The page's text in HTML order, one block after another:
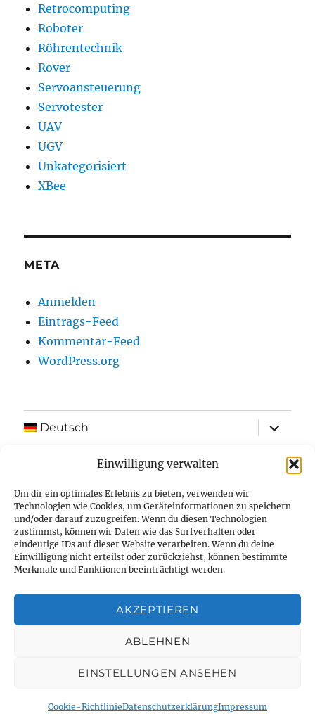
Einwilligung verwalten
Um dir ein optimales Erlebnis zu bieten, verwenden wir
Technologien wie Cookies, um Geräteinformationen zu speichern
und/oder darauf zuzugreifen. Wenn du diesen Technologien
zustimmst, können wir Daten wie das Surfverhalten oder
eindeutige IDs auf dieser Website verarbeiten. Wenn du deine
Einwilligung nicht erteilst oder zurückziehst, können bestimmte
Merkmale und Funktionen beeinträchtigt werden.
AKZEPTIEREN
ABLEHNEN
EINSTELLUNGEN ANSEHEN
Cookie-RichtlinieDatenschutzerklärungImpressum
Retrocomputing
Roboter
Röhrentechnik
Rover
Servoansteuerung
Servotester
UAV
UGV
Unkategorisiert
XBee
META
Anmelden
Eintrags-Feed
Kommentar-Feed
WordPress.org
Deutsch
öffnen
Kontakt
Datenschutzerklärung
Impressum
Datenschutzerklärung